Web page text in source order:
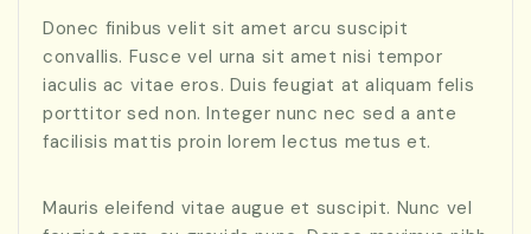
Donec finibus velit sit amet arcu suscipit
convallis. Fusce vel urna sit amet nisi tempor
iaculis ac vitae eros. Duis feugiat at aliquam felis
porttitor sed non. Integer nunc nec sed a ante
facilisis mattis proin lorem lectus metus et.
Mauris eleifend vitae augue et suscipit. Nunc vel